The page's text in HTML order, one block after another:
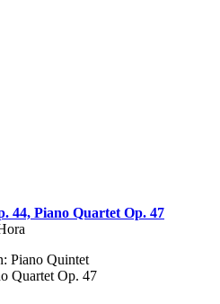
44, Piano Quartet Op. 47